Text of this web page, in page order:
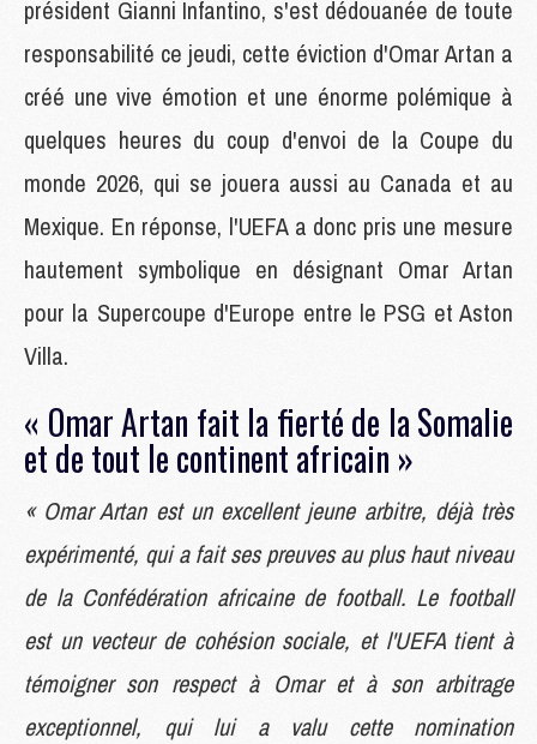
président Gianni Infantino, s'est dédouanée de toute
responsabilité ce jeudi, cette éviction d'Omar Artan a
créé une vive émotion et une énorme polémique à
quelques heures du coup d'envoi de la Coupe du
monde 2026, qui se jouera aussi au Canada et au
Mexique. En réponse, l'UEFA a donc pris une mesure
hautement symbolique en désignant Omar Artan
pour la Supercoupe d'Europe entre le PSG et Aston
Villa.
« Omar Artan fait la fierté de la Somalie
et de tout le continent africain »
« Omar Artan est un excellent jeune arbitre, déjà très
expérimenté, qui a fait ses preuves au plus haut niveau
de la Confédération africaine de football. Le football
est un vecteur de cohésion sociale, et l'UEFA tient à
témoigner son respect à Omar et à son arbitrage
exceptionnel, qui lui a valu cette nomination